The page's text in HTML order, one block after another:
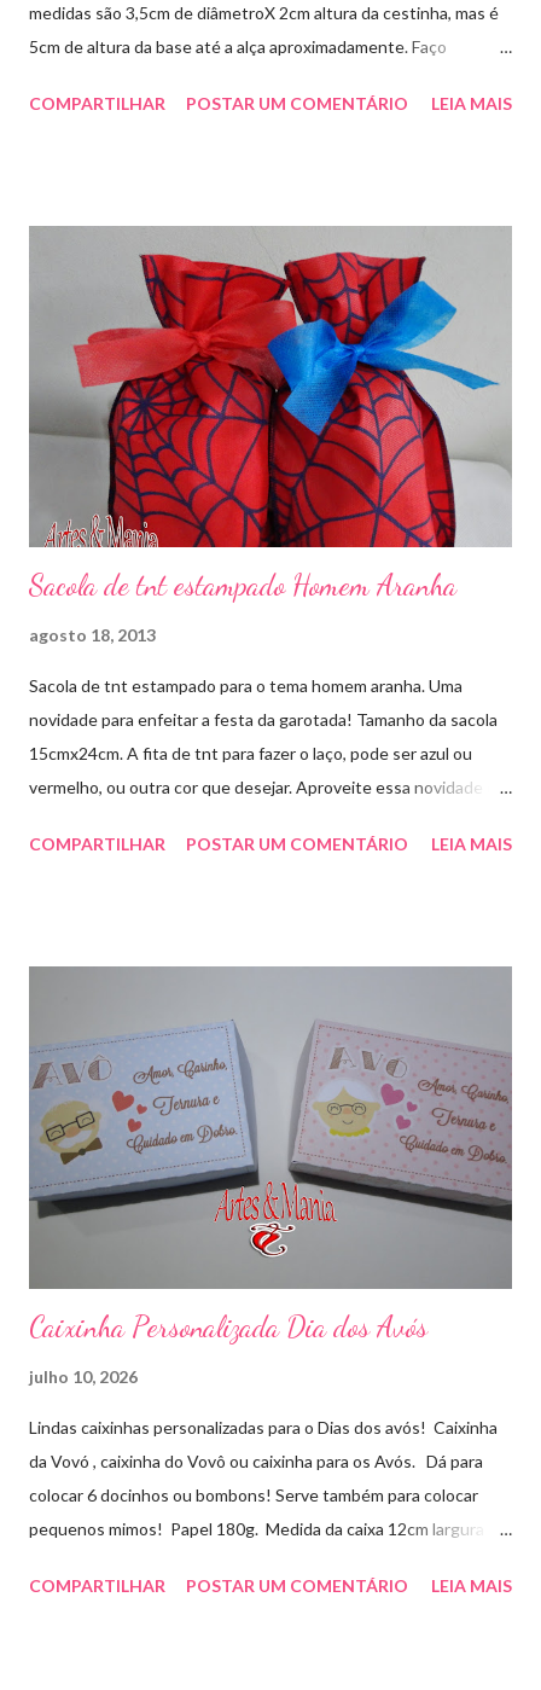
medidas são 3,5cm de diâmetroX 2cm altura da cestinha, mas é
5cm de altura da base até a alça aproximadamente. Faço
enfeitar sua festa!!! artesmania1@hotmail.com
COMPARTILHAR POSTAR UM COMENTÁRIO LEIA MAIS
Sacola de tnt estampado Homem Aranha
agosto 18, 2013
Sacola de tnt estampado para o tema homem aranha. Uma
novidade para enfeitar a festa da garotada! Tamanho da sacola
15cmx24cm. A fita de tnt para fazer o laço, pode ser azul ou
vermelho, ou outra cor que desejar. Aproveite essa novidade e
COMPARTILHAR
POSTAR UM COMENTÁRIO LEIA MAIS
Caixinha Personalizada Dia dos Avós
julho 10, 2026
Lindas caixinhas personalizadas para o Dias dos avós! Caixinha
da Vovó , caixinha do Vovô ou caixinha para os Avós. Dá para
colocar 6 docinhos ou bombons! Serve também para colocar
pequenos mimos! Papel 180g. Medida da caixa 12cm largura x
entre em contato whatsapp . pelo e-mail :
COMPARTILHAR POSTAR UM COMENTÁRIO LEIA MAIS